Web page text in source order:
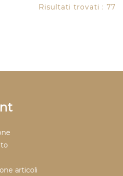
Risultati trovati : 77
articoli